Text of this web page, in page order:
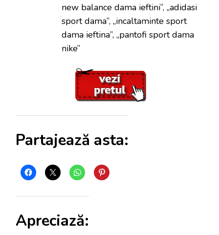
new balance dama ieftini”, „adidasi
sport dama”, „incaltaminte sport
dama ieftina”, „pantofi sport dama
nike”
Partajează asta:
Apreciază: